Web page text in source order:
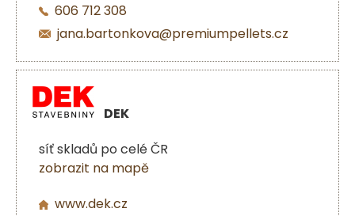
606 712 308
jana.bartonkova@premiumpellets.cz
DEK
síť skladů po celé ČR
zobrazit na mapě
www.dek.cz